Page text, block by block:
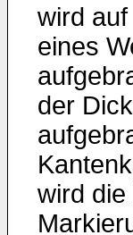
wird
eines
der
wird die